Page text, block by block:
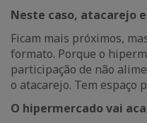
Neste caso, atacarejo
Ficam mais próximos,
formato. Porque o
participação de não
o atacarejo. Tem espaço
O hipermercado vai